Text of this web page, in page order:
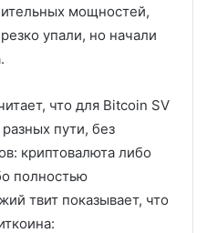
мощностей,
упали, но начали
что для Bitcoin SV
пути, без
криптовалюта либо
полностью
твит показывает, что